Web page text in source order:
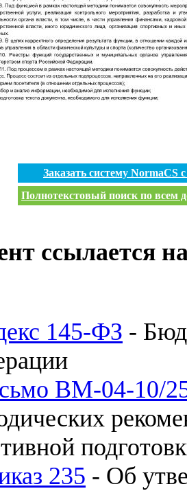
Заказать систему
Полнотекстовый поиск по всем
ссылается
145-ФЗ -
ВМ-04-10/
235 - Об